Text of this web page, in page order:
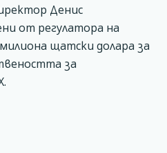
Денис
от регулатора на
щатски долара за
за